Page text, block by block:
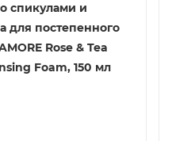
спикулами и
для постепенного
Rose & Tea
Foam, 150 мл